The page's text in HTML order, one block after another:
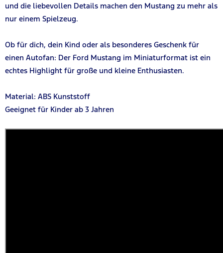
und die liebevollen Details machen den Mustang zu mehr als
nur einem Spielzeug.
Ob für dich, dein Kind oder als besonderes Geschenk für
einen Autofan: Der Ford Mustang im Miniaturformat ist ein
echtes Highlight für große und kleine Enthusiasten.
Material: ABS Kunststoff
Geeignet für Kinder ab 3 Jahren